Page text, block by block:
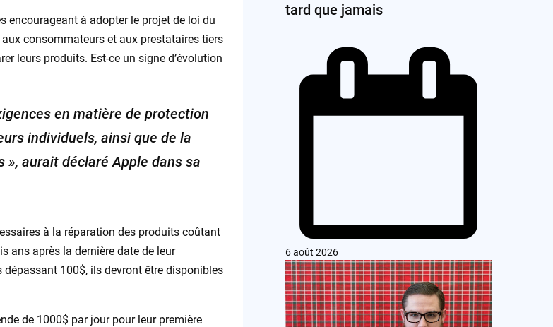
encourageant à adopter le projet de loi du
consommateurs et aux prestataires tiers
leurs produits. Est-ce un signe d’évolution
en matière de protection
individuels, ainsi que de la
aurait déclaré Apple dans sa
à la réparation des produits coûtant
ans après la dernière date de leur
100$, ils devront être disponibles
de 1000$ par jour pour leur première
tard que jamais
6 août 2026